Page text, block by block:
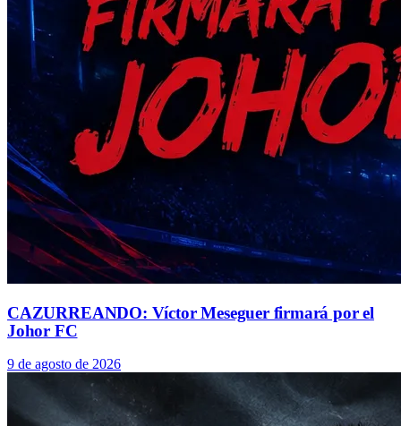
CAZURREANDO: Víctor Meseguer firmará por el
Johor FC
9 de agosto de 2026